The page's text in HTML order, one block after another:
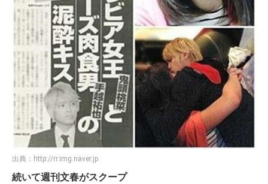
出典： http://rr.img.naver.jp
続いて週刊文春がスクープ